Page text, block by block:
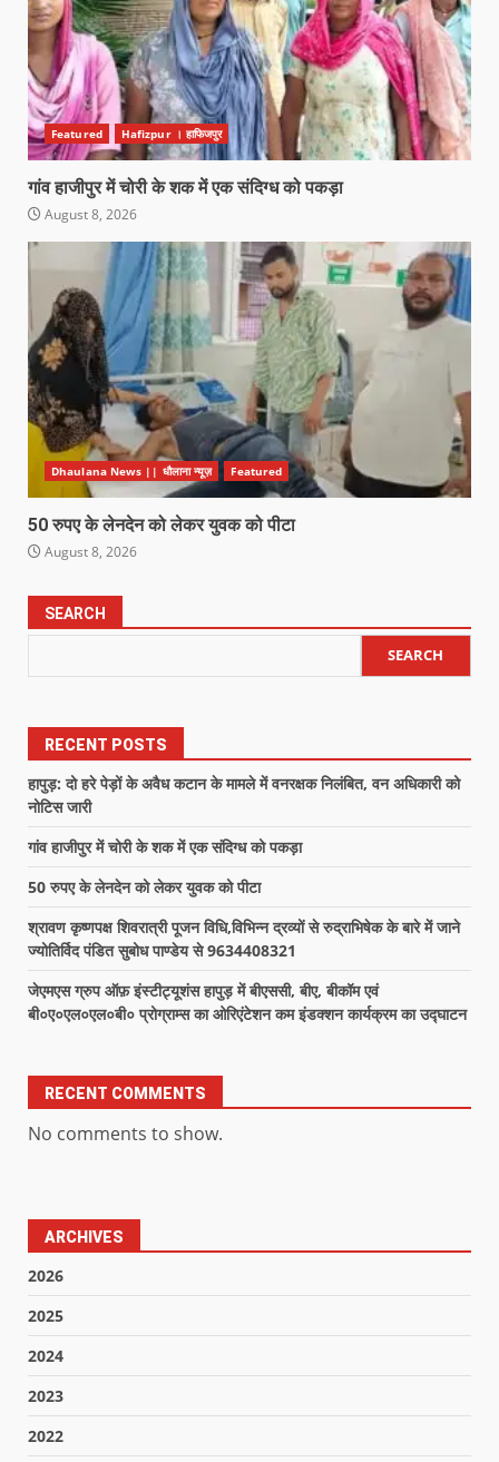
Featured Hafizpur । हाफिजपुर
गांव हाजीपुर में चोरी के शक में एक संदिग्ध को पकड़ा
August 8, 2026
Dhaulana News || धौलाना न्यूज़ Featured
50 रुपए के लेनदेन को लेकर युवक को पीटा
August 8, 2026
SEARCH
SEARCH
RECENT POSTS
हापुड़: दो हरे पेड़ों के अवैध कटान के मामले में वनरक्षक निलंबित, वन अधिकारी को
नोटिस जारी
गांव हाजीपुर में चोरी के शक में एक संदिग्ध को पकड़ा
50 रुपए के लेनदेन को लेकर युवक को पीटा
श्रावण कृष्णपक्ष शिवरात्री पूजन विधि,विभिन्न द्रव्यों से रुद्राभिषेक के बारे में जाने
ज्योतिर्विद पंडित सुबोध पाण्डेय से 9634408321
जेएमएस ग्रुप ऑफ़ इंस्टीट्यूशंस हापुड़ में बीएससी, बीए, बीकॉम एवं
बी०ए०एल०एल०बी० प्रोग्राम्स का ओरिएंटेशन कम इंडक्शन कार्यक्रम का उद्घाटन
RECENT COMMENTS
No comments to show.
ARCHIVES
2026
2025
2024
2023
2022